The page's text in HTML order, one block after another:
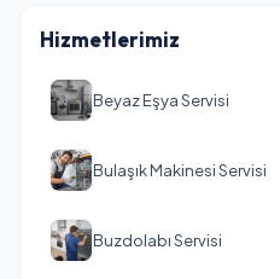
Hizmetlerimiz
Beyaz Eşya Servisi
Bulaşık Makinesi Servisi
Buzdolabı Servisi